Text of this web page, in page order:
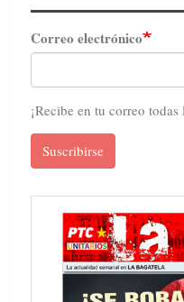
Correo electrónico
¡Recibe en tu correo
Suscribirse